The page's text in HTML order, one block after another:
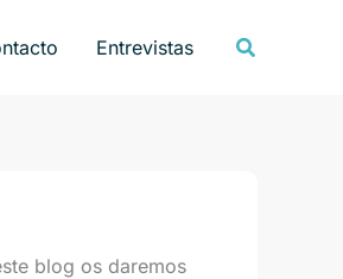
Entrevistas Buscar
blog os daremos